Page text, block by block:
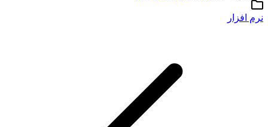
نرم افزار